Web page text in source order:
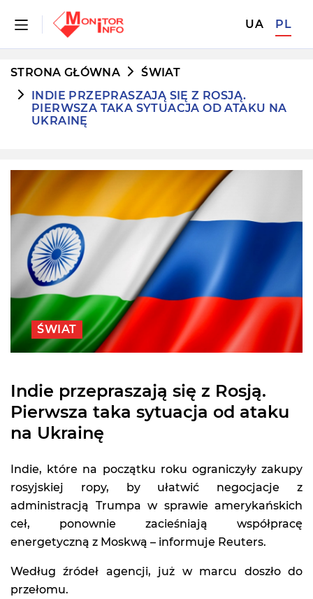
UA PL
STRONA GŁÓWNA
ŚWIAT
INDIE PRZEPRASZAJĄ SIĘ Z ROSJĄ.
PIERWSZA TAKA SYTUACJA OD ATAKU NA
UKRAINĘ
ŚWIAT
Indie przepraszają się z Rosją.
Pierwsza taka sytuacja od ataku
na Ukrainę
Indie, które na początku roku ograniczyły zakupy
rosyjskiej ropy, by ułatwić negocjacje z
administracją Trumpa w sprawie amerykańskich
ceł, ponownie zacieśniają współpracę
energetyczną z Moskwą – informuje Reuters.
Według źródeł agencji, już w marcu doszło do
przełomu.